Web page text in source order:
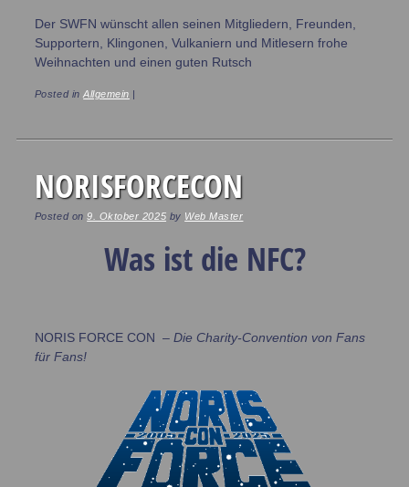
Der SWFN wünscht allen seinen Mitgliedern, Freunden,
Supportern, Klingonen, Vulkaniern und Mitlesern frohe
Weihnachten und einen guten Rutsch
Posted inAllgemein
NORISFORCECON
Posted on9. Oktober 2025 by Web Master
Was ist die NFC?
NORIS FORCE CON – Die Charity-Convention von Fans
für Fans!